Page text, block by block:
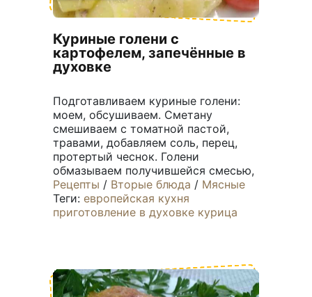
Куриные голени с
картофелем, запечённые в
духовке
Подготавливаем куриные голени:
моем, обсушиваем. Сметану
смешиваем с томатной пастой,
травами, добавляем соль, перец,
протертый чеснок. Голени
обмазываем получившейся смесью,
Рецепты / Вторые блюда / Мясные
Теги: европейская кухня
приготовление в духовке курица